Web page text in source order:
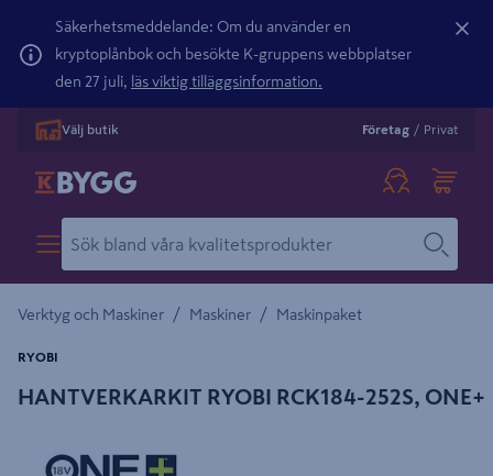
Säkerhetsmeddelande: Om du använder en
kryptoplånbok och besökte K-gruppens webbplatser
den 27 juli, läs viktig tilläggsinformation.
Välj butik Företag / Privat
Verktyg och Maskiner / Maskiner / Maskinpaket
HANTVERKARKIT RYOBI RCK184-252S, ONE+
RYOBI